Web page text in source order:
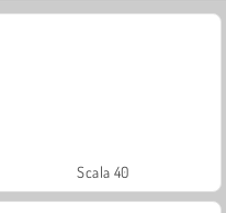
Scala 40